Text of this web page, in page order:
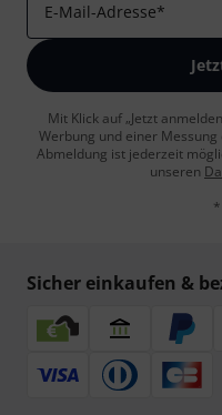
E-Mail-Adresse*
Mit Klick auf „Jetzt
Werbung und einer
Abmeldung ist jederzeit
unseren
Sicher einkaufen &